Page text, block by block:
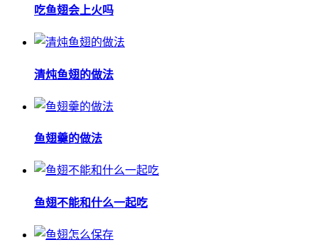
吃鱼翅会上火吗
清炖鱼翅的做法
鱼翅羹的做法
鱼翅不能和什么一起吃